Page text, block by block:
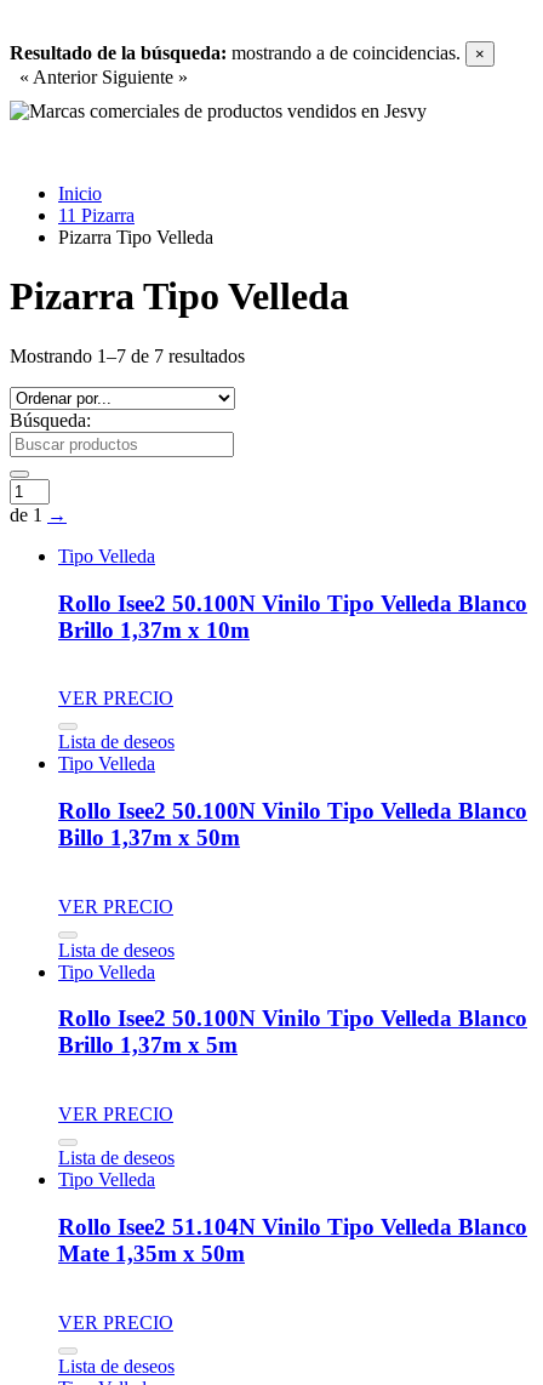
Resultado de la búsqueda: mostrando a de coincidencias. ×
« Anterior Siguiente »
Inicio
11 Pizarra
Pizarra Tipo Velleda
Pizarra Tipo Velleda
Mostrando 1–7 de 7 resultados
Búsqueda:
de 1 →
Tipo Velleda
Rollo Isee2 50.100N Vinilo Tipo Velleda Blanco
Brillo 1,37m x 10m
VER PRECIO
Lista de deseos
Tipo Velleda
Rollo Isee2 50.100N Vinilo Tipo Velleda Blanco
Billo 1,37m x 50m
VER PRECIO
Lista de deseos
Tipo Velleda
Rollo Isee2 50.100N Vinilo Tipo Velleda Blanco
Brillo 1,37m x 5m
VER PRECIO
Lista de deseos
Tipo Velleda
Rollo Isee2 51.104N Vinilo Tipo Velleda Blanco
Mate 1,35m x 50m
VER PRECIO
Lista de deseos